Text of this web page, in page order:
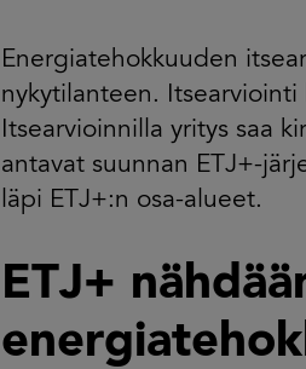
Energiatehokkuuden
nykytilanteen.
Itsearvioinnilla yritys saa
antavat suunnan ETJ+-
läpi ETJ+:n osa-alueet.
ETJ+